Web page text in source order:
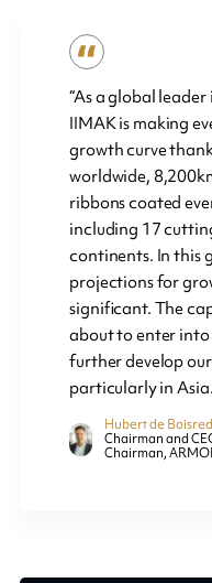
“As a global
IIMAK is making
growth curve
worldwide,
ribbons coated
including 17
continents. In this
projections for
significant. The
about to enter
further develop
particularly in
Hubert de
Chairman and
Chairman,